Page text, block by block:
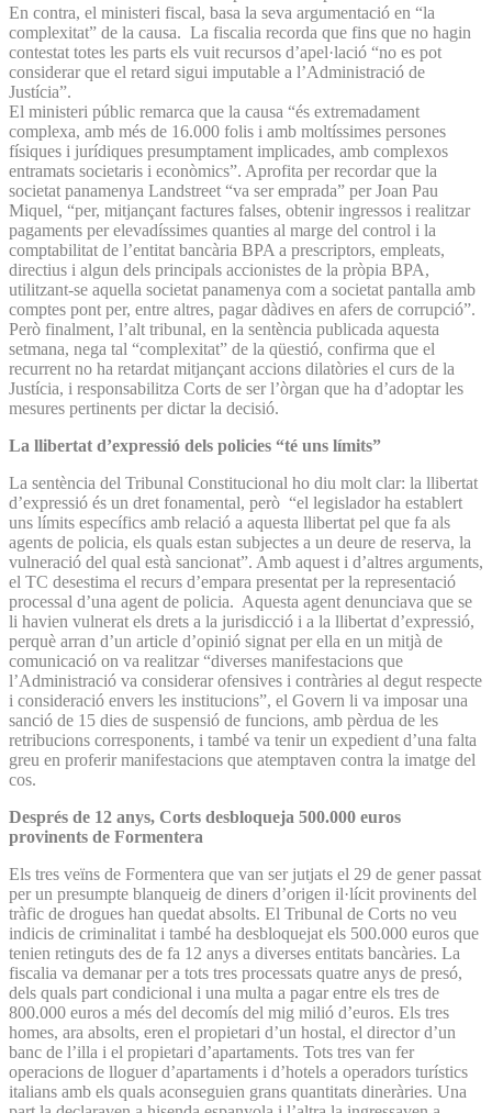
En contra, el ministeri fiscal, basa la seva argumentació en “la
complexitat” de la causa. La fiscalia recorda que fins que no hagin
contestat totes les parts els vuit recursos d’apel·lació “no es pot
considerar que el retard sigui imputable a l’Administració de
Justícia”.
El ministeri públic remarca que la causa “és extremadament
complexa, amb més de 16.000 folis i amb moltíssimes persones
físiques i jurídiques presumptament implicades, amb complexos
entramats societaris i econòmics”. Aprofita per recordar que la
societat panamenya Landstreet “va ser emprada” per Joan Pau
Miquel, “per, mitjançant factures falses, obtenir ingressos i realitzar
pagaments per elevadíssimes quanties al marge del control i la
comptabilitat de l’entitat bancària BPA a prescriptors, empleats,
directius i algun dels principals accionistes de la pròpia BPA,
utilitzant-se aquella societat panamenya com a societat pantalla amb
comptes pont per, entre altres, pagar dàdives en afers de corrupció”.
Però finalment, l’alt tribunal, en la sentència publicada aquesta
setmana, nega tal “complexitat” de la qüestió, confirma que el
recurrent no ha retardat mitjançant accions dilatòries el curs de la
Justícia, i responsabilitza Corts de ser l’òrgan que ha d’adoptar les
mesures pertinents per dictar la decisió.
La llibertat d’expressió dels policies “té uns límits”
La sentència del Tribunal Constitucional ho diu molt clar: la llibertat
d’expressió és un dret fonamental, però “el legislador ha establert
uns límits específics amb relació a aquesta llibertat pel que fa als
agents de policia, els quals estan subjectes a un deure de reserva, la
vulneració del qual està sancionat”. Amb aquest i d’altres arguments,
el TC desestima el recurs d’empara presentat per la representació
processal d’una agent de policia. Aquesta agent denunciava que se
li havien vulnerat els drets a la jurisdicció i a la llibertat d’expressió,
perquè arran d’un article d’opinió signat per ella en un mitjà de
comunicació on va realitzar “diverses manifestacions que
l’Administració va considerar ofensives i contràries al degut respecte
i consideració envers les institucions”, el Govern li va imposar una
sanció de 15 dies de suspensió de funcions, amb pèrdua de les
retribucions corresponents, i també va tenir un expedient d’una falta
greu en proferir manifestacions que atemptaven contra la imatge del
cos.
Després de 12 anys, Corts desbloqueja 500.000 euros
provinents de Formentera
Els tres veïns de Formentera que van ser jutjats el 29 de gener passat
per un presumpte blanqueig de diners d’origen il·lícit provinents del
tràfic de drogues han quedat absolts. El Tribunal de Corts no veu
indicis de criminalitat i també ha desbloquejat els 500.000 euros que
tenien retinguts des de fa 12 anys a diverses entitats bancàries. La
fiscalia va demanar per a tots tres processats quatre anys de presó,
dels quals part condicional i una multa a pagar entre els tres de
800.000 euros a més del decomís del mig milió d’euros. Els tres
homes, ara absolts, eren el propietari d’un hostal, el director d’un
banc de l’illa i el propietari d’apartaments. Tots tres van fer
operacions de lloguer d’apartaments i d’hotels a operadors turístics
italians amb els quals aconseguien grans quantitats dineràries. Una